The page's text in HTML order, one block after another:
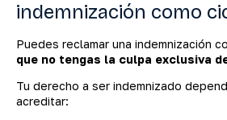
indemnización como
Puedes reclamar una indemnización
que no tengas la culpa exclusiva
Tu derecho a ser indemnizado
acreditar: